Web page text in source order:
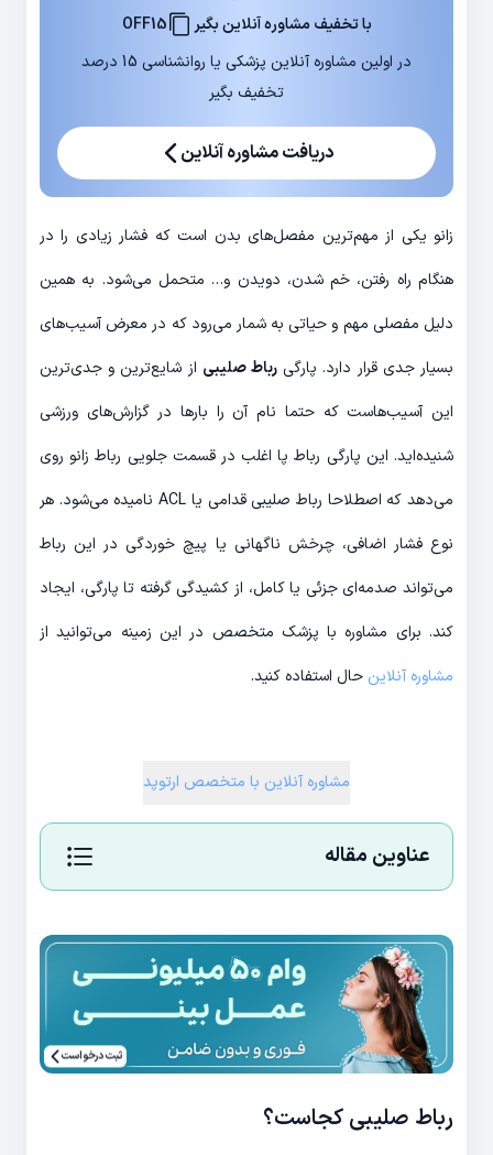
با تخفیف مشاوره آنلاین بگیر
OFF15
در اولین مشاوره آنلاین پزشکی یا روانشناسی 15 درصد
تخفیف بگیر
دریافت مشاوره آنلاین
زانو یکی از مهم‌ترین مفصل‌های بدن است که فشار زیادی را در
هنگام راه رفتن، خم شدن، دویدن و… متحمل می‌شود. به همین
دلیل مفصلی مهم و حیاتی به شمار می‌رود که در معرض آسیب‌های
بسیار جدی قرار دارد. پارگی رباط صلیبی از شایع‌ترین و جدی‌ترین
این آسیب‌هاست که حتما نام آن را بارها در گزارش‌های ورزشی
شنیده‌اید. این پارگی رباط پا اغلب در قسمت جلویی رباط زانو روی
می‌دهد که اصطلاحا رباط صلیبی قدامی یا ACL نامیده می‌شود. هر
نوع فشار اضافی، چرخش ناگهانی یا پیچ خوردگی در این رباط
می‌تواند صدمه‌ای جزئی یا کامل، از کشیدگی گرفته تا پارگی، ایجاد
کند. برای مشاوره با پزشک متخصص در این زمینه می‌توانید از
مشاوره آنلاین حال استفاده کنید.
مشاوره آنلاین با متخصص ارتوپد
عناوین مقاله
ثبت درخواست
رباط صلیبی کجاست؟